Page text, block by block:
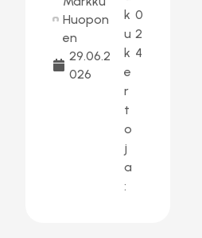
Huopon
en
29.06.2
026
k
u
k
e
r
t
o
j
a
:
0
2
4